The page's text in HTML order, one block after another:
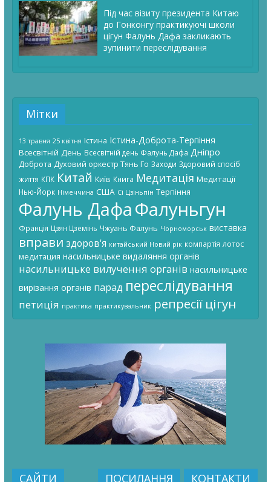
Під час візиту президента Китаю
до Гонконгу практикуючі школи
цігун Фалунь Дафа закликають
зупинити переслідування
Мітки
13 травня 25 квітня Істина Істина-Доброта-Терпіння
Всесвітній День Всесвітній день Фалунь Дафа Дніпро
Доброта Духовий оркестр Тянь Го Заходи Здоровий спосіб
життя КПК Китай Київ Книга Медитація Медитації
Нью-Йорк Німеччина США Сі Цзіньпін Терпіння
Фалунь ДафаФалуньгун
Франція Цзян Цземінь Чжуань Фалунь Чорноморськ виставка
вправи здоров'я китайський Новий рік компартія лотос
медитация насильницьке видаляння органів
насильницьке вилучення органів насильницьке
вирізання органів парад переслідування
петиція практика практикувальник репресії цігун
САЙТИ ПОСИЛАННЯ КОНТАКТИ